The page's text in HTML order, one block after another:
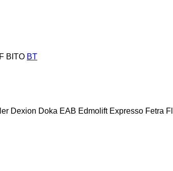
BITO BT
Dexion Doka EAB Edmolift Expresso Fetra